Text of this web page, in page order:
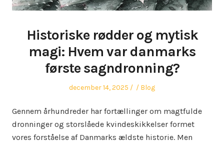
Historiske rødder og mytisk
magi: Hvem var danmarks
første sagndronning?
Posted
december 14, 2025 Author
Posted
Blog
Gennem århundreder har fortællinger om magtfulde
dronninger og storslåede kvindeskikkelser formet
vores forståelse af Danmarks ældste historie. Men